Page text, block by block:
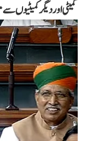
کمیٹی اور دیگر کمیٹیوں